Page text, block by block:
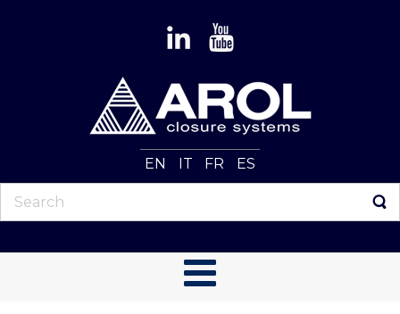
EN IT FR ES